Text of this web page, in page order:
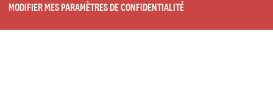
MODIFIER MES PARAMÈTRES DE CONFIDENTIALITÉ